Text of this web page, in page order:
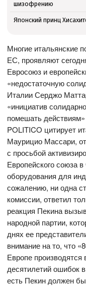
шизофрению
Японский принц
Многие итальянские
ЕС, проявляют
Евросоюз и
«недостаточную
Италии Серджо
«инициатив
помешать
POLITICO цитирует
Маурицио Массари,
с просьбой
Европейского союза
оборудования для
сожалению, ни одна
комиссии, ответил
реакция Пекина
народной партии,
днях ее
внимание на то, что
Европе производятся
десятилетий ошибок
есть Пекин должен